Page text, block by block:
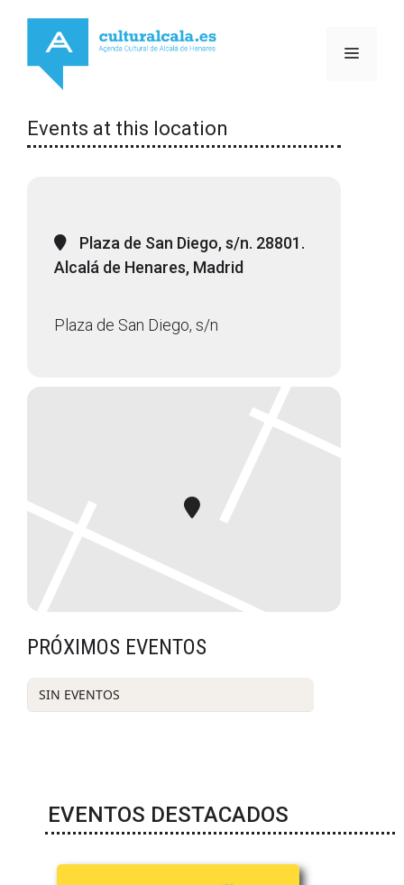
contenido
MENÚ
Events at this location
Plaza de San Diego, s/n. 28801.
Alcalá de Henares, Madrid
Plaza de San Diego, s/n
PRÓXIMOS EVENTOS
SIN EVENTOS
EVENTOS DESTACADOS